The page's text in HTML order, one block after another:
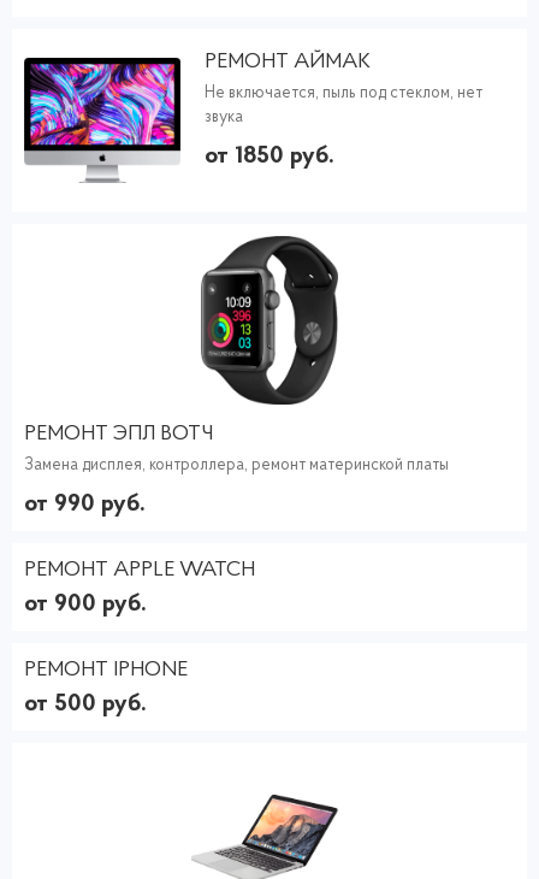
РЕМОНТ АЙМАК
Не включается, пыль под стеклом, нет
звука
от 1850 руб.
РЕМОНТ ЭПЛ ВОТЧ
Замена дисплея, контроллера, ремонт материнской платы
от 990 руб.
РЕМОНТ APPLE WATCH
от 900 руб.
РЕМОНТ IPHONE
от 500 руб.